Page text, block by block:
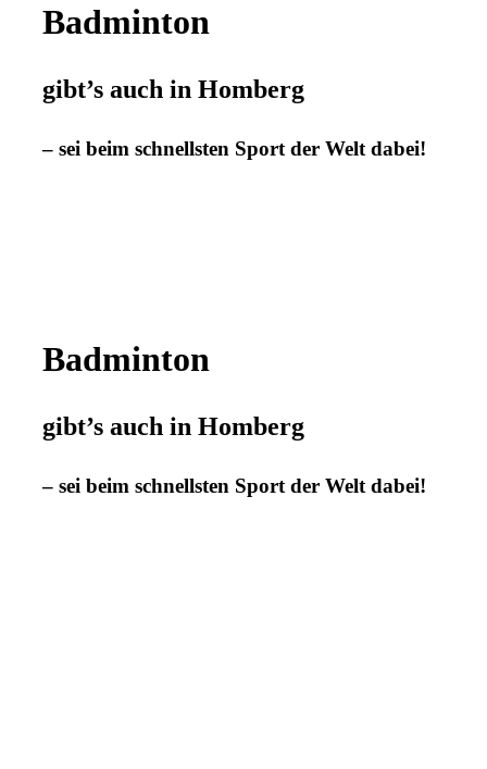
Badminton
gibt’s auch in Homberg
– sei beim schnellsten Sport der Welt dabei!
Badminton
gibt’s auch in Homberg
– sei beim schnellsten Sport der Welt dabei!